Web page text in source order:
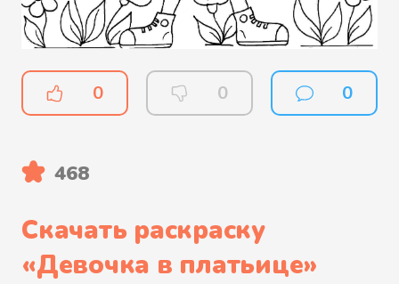
0 0 0
468
Скачать раскраску
«Девочка в платьице»